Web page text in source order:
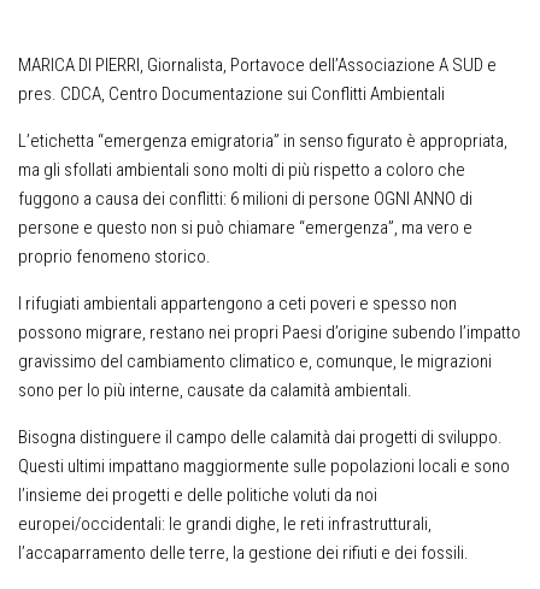
MARICA DI PIERRI, Giornalista, Portavoce dell’Associazione A SUD e
pres. CDCA, Centro Documentazione sui Conflitti Ambientali
L’etichetta “emergenza emigratoria” in senso figurato è appropriata,
ma gli sfollati ambientali sono molti di più rispetto a coloro che
fuggono a causa dei conflitti: 6 milioni di persone OGNI ANNO di
persone e questo non si può chiamare “emergenza”, ma vero e
proprio fenomeno storico.
I rifugiati ambientali appartengono a ceti poveri e spesso non
possono migrare, restano nei propri Paesi d’origine subendo l’impatto
gravissimo del cambiamento climatico e, comunque, le migrazioni
sono per lo più interne, causate da calamità ambientali.
Bisogna distinguere il campo delle calamità dai progetti di sviluppo.
Questi ultimi impattano maggiormente sulle popolazioni locali e sono
l’insieme dei progetti e delle politiche voluti da noi
europei/occidentali: le grandi dighe, le reti infrastrutturali,
l’accaparramento delle terre, la gestione dei rifiuti e dei fossili.